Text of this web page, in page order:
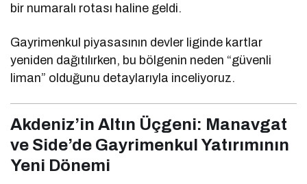
bir numaralı rotası haline geldi.
Gayrimenkul piyasasının devler liginde kartlar
yeniden dağıtılırken, bu bölgenin neden “güvenli
liman” olduğunu detaylarıyla inceliyoruz.
Akdeniz’in Altın Üçgeni: Manavgat
ve Side’de Gayrimenkul Yatırımının
Yeni Dönemi